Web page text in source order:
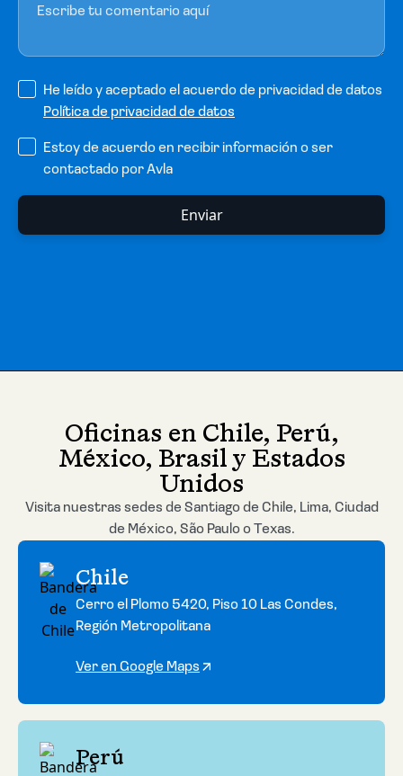
He leído y aceptado el acuerdo de privacidad de datos
Política de privacidad de datos
Estoy de acuerdo en recibir información o ser
contactado por Avla
Oficinas en Chile, Perú,
México, Brasil y Estados
Unidos
Visita nuestras sedes de Santiago de Chile, Lima, Ciudad
de México, São Paulo o Texas.
Chile
Cerro el Plomo 5420, Piso 10 Las Condes,
Región Metropolitana
Ver en Google Maps
Perú